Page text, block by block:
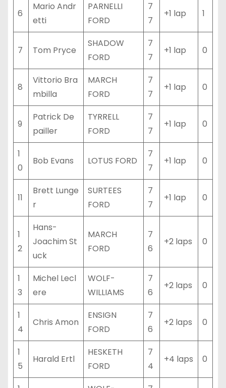
6
Mario Andr
etti
PARNELLI
FORD
7
7
+1 lap 1
7 Tom Pryce
SHADOW
FORD
7
7
+1 lap 0
8
Vittorio Bra
mbilla
MARCH
FORD
7
7
+1 lap 0
9
Patrick De
pailler
TYRRELL
FORD
7
7
+1 lap 0
1
0
Bob Evans LOTUS FORD
7
7
+1 lap 0
11
Brett Lunge
r
SURTEES
FORD
7
7
+1 lap 0
1
2
Hans-
Joachim St
uck
MARCH
FORD
7
6
+2 laps 0
1
3
Michel Lecl
ere
WOLF-
WILLIAMS
7
6
+2 laps 0
1
4
Chris Amon
ENSIGN
FORD
7
6
+2 laps 0
1
5
Harald Ertl
HESKETH
FORD
7
4
+4 laps 0